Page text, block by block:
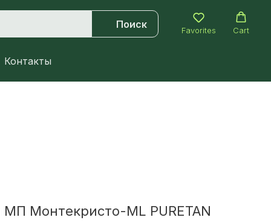
Поиск
Favorites Cart
Контакты
Монтекристо-ML PURETAN